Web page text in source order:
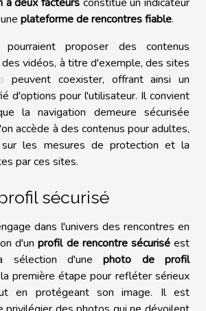
plateforme de rencontres fiable.
proposer des contenus
vidéos, à titre d'exemple, des sites
peuvent coexister, offrant ainsi un
d'options pour l'utilisateur. Il convient
la navigation demeure sécurisée
accède à des contenus pour adultes,
sur les mesures de protection et la
par ces sites.
sécurisé
dans l'univers des rencontres en
d'unprofil de rencontre sécuriséest
sélection d'unephoto de profil
première étape pour refléter sérieux
en protégeant son image. Il est